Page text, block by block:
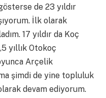
de 23 yıldır
İlk olarak
17 yıldır da Koç
yıllık Otokoç
Arçelik
şimdi de yine topluluk
devam ediyorum.